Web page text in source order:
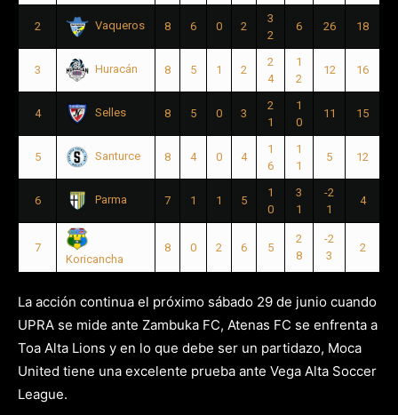
2 Vaqueros 8 6 0 2
3
2
6 26 18
3 Huracán 8 5 1 2
2
4
1
2
12 16
4 Selles 8 5 0 3
2
1
1
0
11 15
5 Santurce 8 4 0 4
1
6
1
1
5 12
6 Parma 7 1 1 5
1
0
3
1
-2
1
4
7
Koricancha
8 0 2 6 5
2
8
-2
3
2
La acción continua el próximo sábado 29 de junio cuando
UPRA se mide ante Zambuka FC, Atenas FC se enfrenta a
Toa Alta Lions y en lo que debe ser un partidazo, Moca
United tiene una excelente prueba ante Vega Alta Soccer
League.